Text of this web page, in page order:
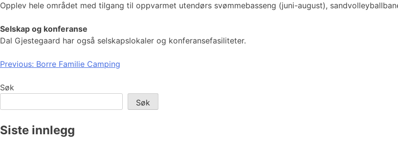
Opplev hele området med tilgang til oppvarmet utendørs svømmebasseng (juni-august),
Selskap og konferanse
Dal Gjestegaard har også selskapslokaler og konferansefasiliteter.
Innleggsnavigasjon
Previous: Borre Familie Camping
Søk
Søk
Siste innlegg